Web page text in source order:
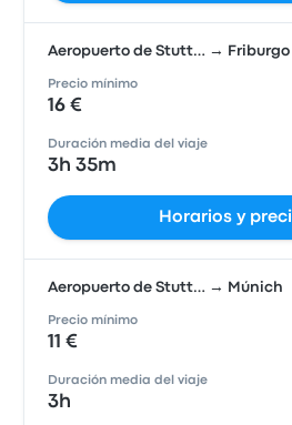
Aeropuerto de Stutt… → Friburgo
Precio mínimo
16 €
Duración media del viaje
3h 35m
Horarios y
Aeropuerto de Stutt… → Múnich
Precio mínimo
11 €
Duración media del viaje
3h